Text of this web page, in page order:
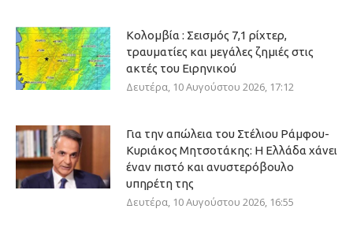
Κολομβία : Σεισμός 7,1 ρίχτερ,
τραυματίες και μεγάλες ζημιές στις
ακτές του Ειρηνικού
Δευτέρα, 10 Αυγούστου 2026, 17:12
Για την απώλεια του Στέλιου Ράμφου-
Κυριάκος Μητσοτάκης: Η Ελλάδα χάνει
έναν πιστό και ανυστερόβουλο
υπηρέτη της
Δευτέρα, 10 Αυγούστου 2026, 16:55